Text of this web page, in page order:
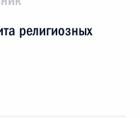
религиозных